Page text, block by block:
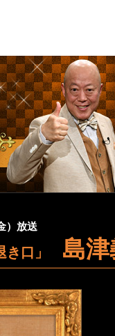
映画
教養
エンタメ
4K放送
会社情報
）放送
き口」 島